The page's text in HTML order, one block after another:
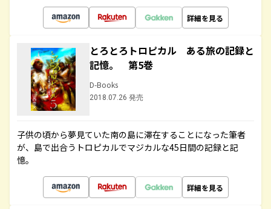
詳細を見る
とろとろトロピカル ある旅の記録と
記憶。 第5巻
D-Books
2018.07.26 発売
子供の頃から夢見ていた南の島に滞在することになった筆者
が、島で出合うトロピカルでマジカルな45日間の記録と記
憶。
詳細を見る